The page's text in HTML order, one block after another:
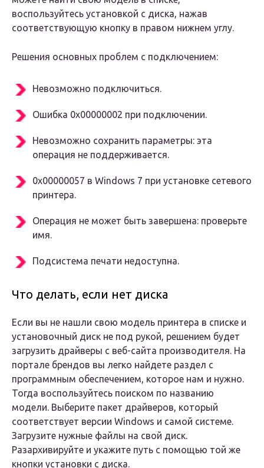
воспользуйтесь установкой с диска, нажав
соответствующую кнопку в правом нижнем углу.
Решения основных проблем с подключением:
Невозможно подключиться.
Ошибка 0x00000002 при подключении.
Невозможно сохранить параметры: эта
операция не поддерживается.
0x00000057 в Windows 7 при установке сетевого
принтера.
Операция не может быть завершена: проверьте
имя.
Подсистема печати недоступна.
Что делать, если нет диска
Если вы не нашли свою модель принтера в списке и
установочный диск не под рукой, решением будет
загрузить драйверы с веб-сайта производителя. На
портале брендов вы легко найдете раздел с
программным обеспечением, которое нам и нужно.
Тогда воспользуйтесь поиском по названию
модели. Выберите пакет драйверов, который
соответствует версии Windows и самой системе.
Загрузите нужные файлы на свой диск.
Разархивируйте и укажите путь с помощью той же
кнопки установки с диска.